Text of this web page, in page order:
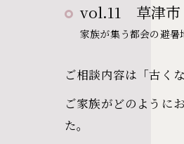
vol.11 草津市
家族が集う都会の避暑
ご相談内容は「古く
ご家族がどのように
た。